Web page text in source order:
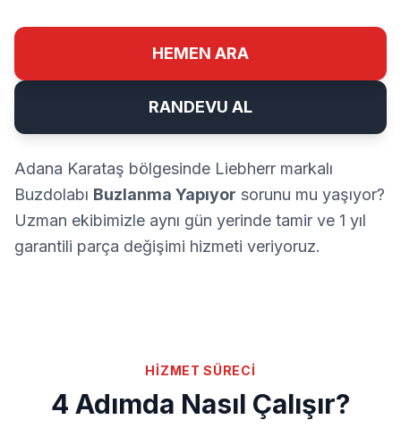
HEMEN ARA
RANDEVU AL
Adana Karataş bölgesinde Liebherr markalı
Buzdolabı Buzlanma Yapıyor sorunu mu yaşıyor?
Uzman ekibimizle aynı gün yerinde tamir ve 1 yıl
garantili parça değişimi hizmeti veriyoruz.
HİZMET SÜRECİ
4 Adımda Nasıl Çalışır?